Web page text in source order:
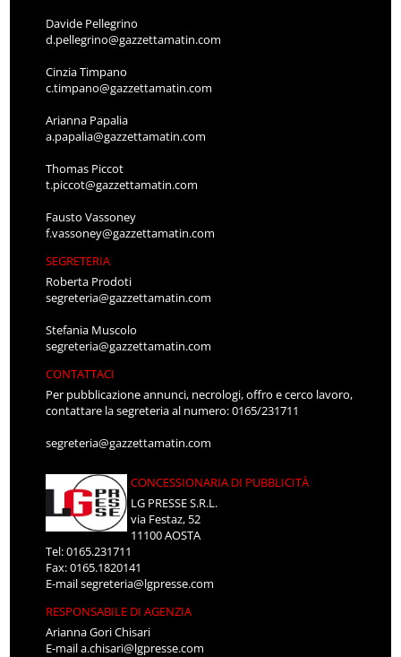
Davide Pellegrino
d.pellegrino@gazzettamatin.com
Cinzia Timpano
c.timpano@gazzettamatin.com
Arianna Papalia
a.papalia@gazzettamatin.com
Thomas Piccot
t.piccot@gazzettamatin.com
Fausto Vassoney
f.vassoney@gazzettamatin.com
SEGRETERIA
Roberta Prodoti
segreteria@gazzettamatin.com
Stefania Muscolo
segreteria@gazzettamatin.com
CONTATTACI
Per pubblicazione annunci, necrologi, offro e cerco lavoro,
contattare la segreteria al numero: 0165/231711
segreteria@gazzettamatin.com
CONCESSIONARIA DI PUBBLICITÀ
LG PRESSE S.R.L.
via Festaz, 52
11100 AOSTA
Tel: 0165.231711
Fax: 0165.1820141
E-mailsegreteria@lgpresse.com
RESPONSABILE DI AGENZIA
Arianna Gori Chisari
E-maila.chisari@lgpresse.com